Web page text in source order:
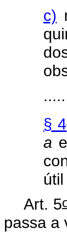
c)
§ 4
a e
Art. 5
passa a